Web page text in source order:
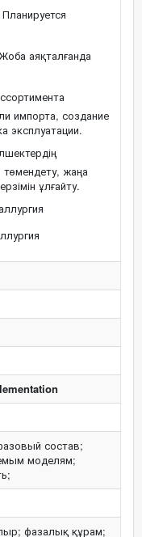
Планируется
Жоба аяқталғанда
импорта, создание
эксплуатации.
төмендету, жаңа
ұлғайту.
состав;
моделям;
фазалық құрам;